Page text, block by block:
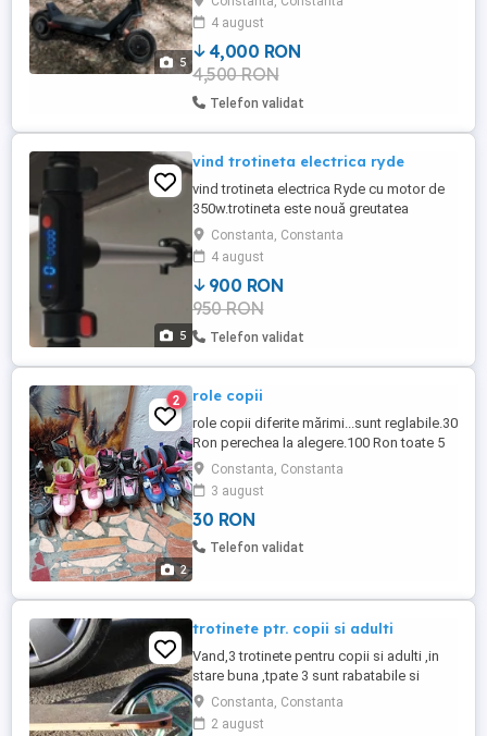
5
Autonomie 80-100km. Frână hidraulică pe
roata spate. Limitator viteză dezactivat
(Viteza maxima 45 Km h). Se vinde
inpreuna cu: Ghidon copii original Inokim,
acesta se poate detasa. Incarcator ...
4 august
4,000 RON
4,500 RON
Telefon validat
5
vind trotineta electrica ryde
vind trotineta electrica Ryde cu motor de
350w.trotineta este nouă greutatea
maxima admisă 130kg maxim viteza
maximă 25km h preț 900 lei.
Constanta, Constanta
4 august
900 RON
950 RON
Telefon validat
2
2 role copii
role copii diferite mărimi...sunt reglabile.30
Ron perechea la alegere.100 Ron toate 5
perechi.4 perechi de role și una de patine
Constanta, Constanta
3 august
30 RON
Telefon validat
trotinete ptr. copii si adulti
Vand,3 trotinete pentru copii si adulti ,in
stare buna ,tpate 3 sunt rabatabile si
functioneaza f bine .Una este si cu frana
de mana .preturi de la 80 lei ,150 cea Avigo
Constanta, Constanta
2 august